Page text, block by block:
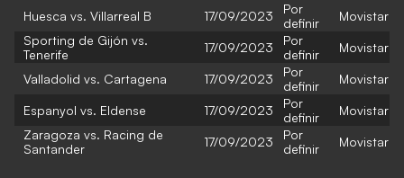
Huesca vs. Villarreal B 17/09/2023
Por
definir
Movistar
Sporting de Gijón vs.
Tenerife
17/09/2023
Por
definir
Movistar
Valladolid vs. Cartagena 17/09/2023
Por
definir
Movistar
Espanyol vs. Eldense 17/09/2023
Por
definir
Movistar
Zaragoza vs. Racing de
Santander
17/09/2023
Por
definir
Movistar